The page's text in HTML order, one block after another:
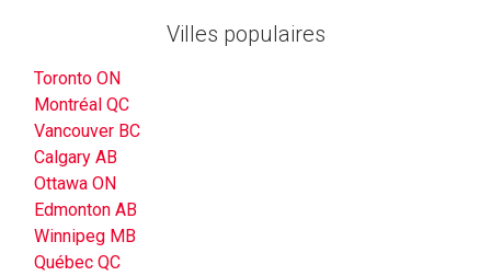
Villes populaires
Toronto ON
Montréal QC
Vancouver BC
Calgary AB
Ottawa ON
Edmonton AB
Winnipeg MB
Québec QC